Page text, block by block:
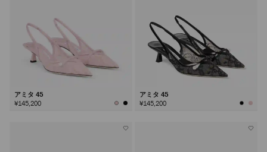
アミタ 45
¥145,200
アミタ 45
¥145,200